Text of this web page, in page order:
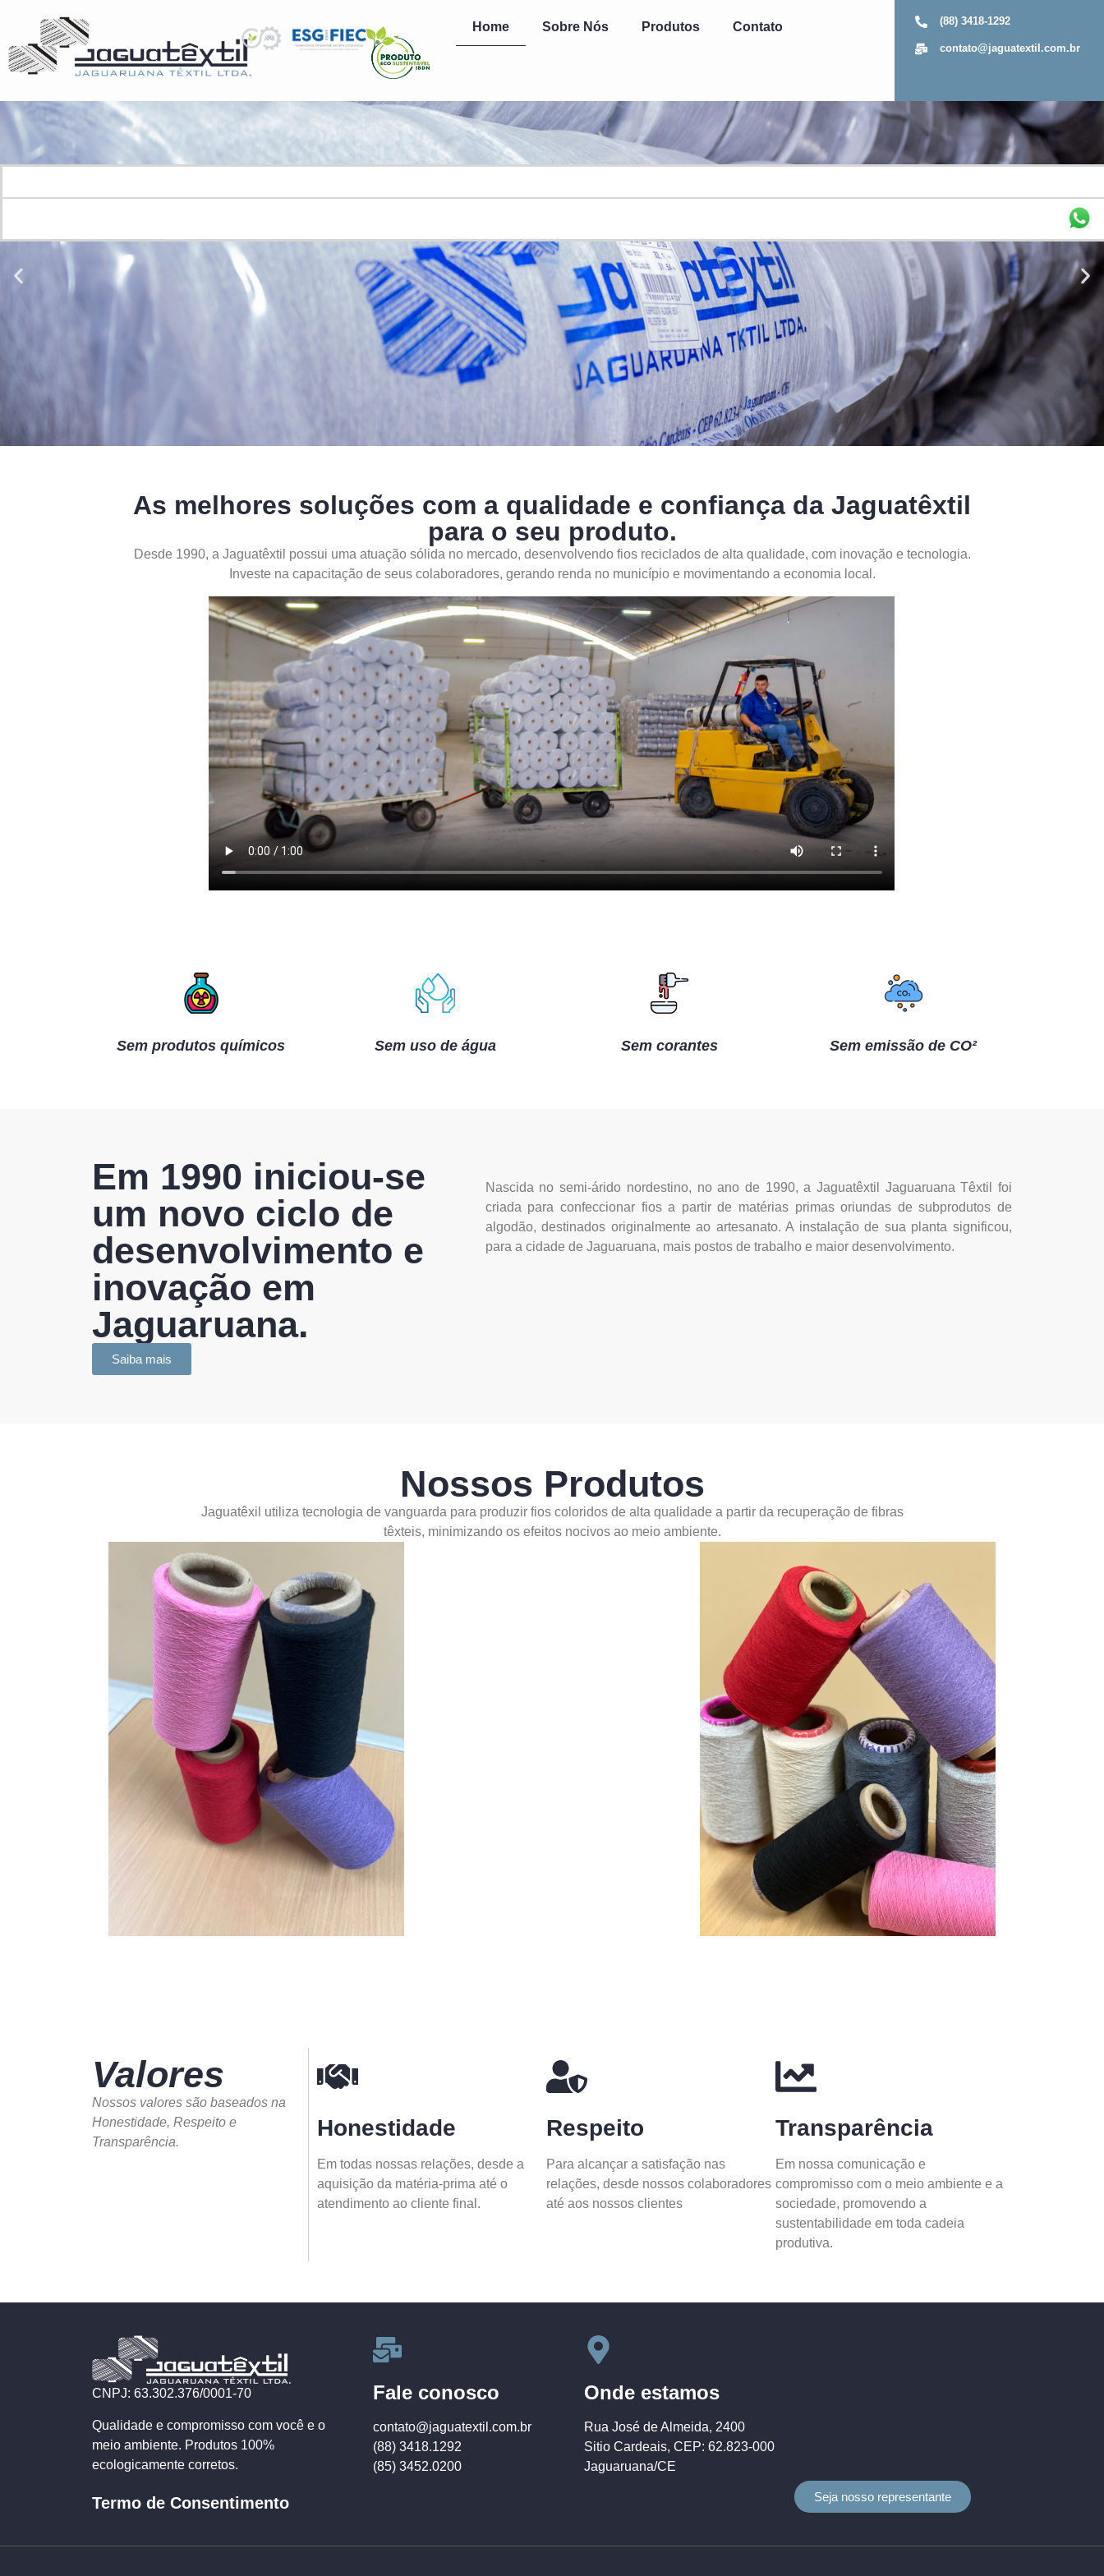
Home Sobre Nós Produtos Contato (88) 3418-1292
contato@jaguatextil.com.br
As melhores soluções com a qualidade e confiança da Jaguatêxtil
para o seu produto.
Desde 1990, a Jaguatêxtil possui uma atuação sólida no mercado, desenvolvendo fios reciclados de alta qualidade, com inovação e tecnologia.
Investe na capacitação de seus colaboradores, gerando renda no município e movimentando a economia local.
Sem produtos químicos Sem uso de água Sem corantes Sem emissão de CO²
Em 1990 iniciou-se
um novo ciclo de
desenvolvimento e
inovação em
Jaguaruana.
Saiba mais
Nascida no semi-árido nordestino, no ano de 1990, a Jaguatêxtil Jaguaruana Têxtil foi
criada para confeccionar fios a partir de matérias primas oriundas de subprodutos de
algodão, destinados originalmente ao artesanato. A instalação de sua planta significou,
para a cidade de Jaguaruana, mais postos de trabalho e maior desenvolvimento.
Nossos Produtos
Jaguatêxil utiliza tecnologia de vanguarda para produzir fios coloridos de alta qualidade a partir da recuperação de fibras
têxteis, minimizando os efeitos nocivos ao meio ambiente.
Valores
Nossos valores são baseados na
Honestidade, Respeito e
Transparência.
Honestidade
Em todas nossas relações, desde a
aquisição da matéria-prima até o
atendimento ao cliente final.
Respeito
Para alcançar a satisfação nas
relações, desde nossos colaboradores
até aos nossos clientes
Transparência
Em nossa comunicação e
compromisso com o meio ambiente e a
sociedade, promovendo a
sustentabilidade em toda cadeia
produtiva.
CNPJ: 63.302.376/0001-70
Qualidade e compromisso com você e o
meio ambiente. Produtos 100%
ecologicamente corretos.
Termo de Consentimento
Fale conosco
contato@jaguatextil.com.br
(88) 3418.1292
(85) 3452.0200
Onde estamos
Rua José de Almeida, 2400
Sitio Cardeais, CEP: 62.823-000
Jaguaruana/CE
Seja nosso representante